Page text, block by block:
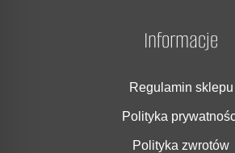
Informacje
Regulamin sklepu
Polityka
Polityka zwrotów